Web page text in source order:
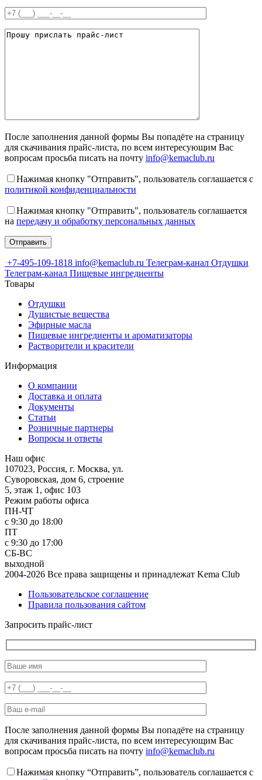
После заполнения данной формы Вы попадёте на страницу
для скачивания прайс-листа, по всем интересующим Вас
вопросам просьба писать на почту info@kemaclub.ru
Нажимая кнопку "Отправить", пользователь соглашается с
политикой конфиденциальности
Нажимая кнопку "Отправить", пользователь соглашается
на передачу и обработку персональных данных
+7-495-109-1818 info@kemaclub.ru Телеграм-канал Отдушки
Телеграм-канал Пищевые ингредиенты
Товары
Отдушки
Душистые вещества
Эфирные масла
Пищевые ингредиенты и ароматизаторы
Растворители и красители
Информация
О компании
Доставка и оплата
Документы
Статьи
Розничные партнеры
Вопросы и ответы
Наш офис
107023, Россия, г. Москва, ул.
Суворовская, дом 6, строение
5, этаж 1, офис 103
Режим работы офиса
ПН-ЧТ
с 9:30 до 18:00
ПТ
с 9:30 до 17:00
СБ-ВС
выходной
2004-2026 Все права защищены и принадлежат Kema Club
Пользовательское соглашение
Правила пользования сайтом
Запросить прайс-лист
После заполнения данной формы Вы попадёте на страницу
для скачивания прайс-листа, по всем интересующим Вас
вопросам просьба писать на почту info@kemaclub.ru
Нажимая кнопку “Отправить”, пользователь соглашается с